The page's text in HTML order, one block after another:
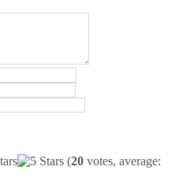
(20 votes, average: